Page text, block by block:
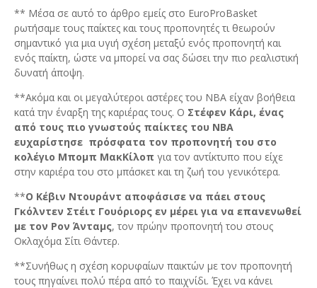
** Μέσα σε αυτό το άρθρο εμείς στο EuroProBasket
ρωτήσαμε τους παίκτες και τους προπονητές τι θεωρούν
σημαντικό για μια υγιή σχέση μεταξύ ενός προπονητή και
ενός παίκτη, ώστε να μπορεί να σας δώσει την πιο ρεαλιστική
δυνατή άποψη.
**Ακόμα και οι μεγαλύτεροι αστέρες του ΝΒΑ είχαν βοήθεια
κατά την έναρξη της καριέρας τους. Ο Στέφεν Κάρι, ένας
από τους πιο γνωστούς παίκτες του ΝΒΑ
ευχαρίστησε πρόσφατα τον προπονητή του στο
κολέγιο Μπομπ ΜακΚίλοπ για τον αντίκτυπο που είχε
στην καριέρα του στο μπάσκετ και τη ζωή του γενικότερα.
**Ο Κέβιν Ντουράντ αποφάσισε να πάει στους
Γκόλντεν Στέιτ Γουόριορς εν μέρει για να επανενωθεί
με τον Ρον Άνταμς, τον πρώην προπονητή του στους
Οκλαχόμα Σίτι Θάντερ.
**Συνήθως η σχέση κορυφαίων παικτών με τον προπονητή
τους πηγαίνει πολύ πέρα από το παιχνίδι. Έχει να κάνει